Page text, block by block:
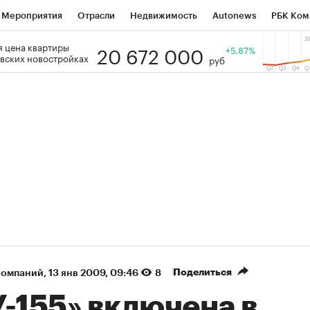
Мероприятия Отрасли Недвижимость Autonews РБК
РБК Образование Тренды
цена квартиры
новостройках
20 672 000 руб
+5.87%
⁠, 13 янв 2009, 09:46 8 Поделиться